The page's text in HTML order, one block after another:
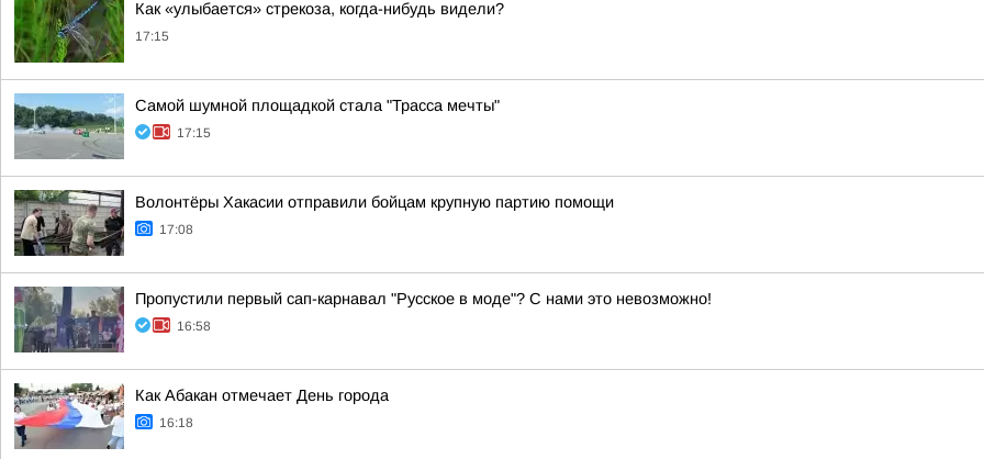
Как «улыбается» стрекоза, когда-нибудь видели?
17:15
Самой шумной площадкой стала "Трасса мечты"
17:15
Волонтёры Хакасии отправили бойцам крупную партию помощи
17:08
Пропустили первый сап-карнавал "Русское в моде"? С нами это невозможно!
16:58
Как Абакан отмечает День города
16:18